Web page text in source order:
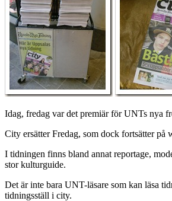
Idag, fredag var det premiär för UNTs nya
City ersätter Fredag, som dock fortsätter på
I tidningen finns bland annat reportage,
stor kulturguide.
Det är inte bara UNT-läsare som kan läsa
tidningsställ i city.